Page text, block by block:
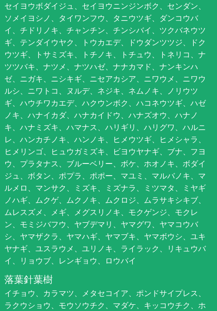
セイヨウボダイジュ、セイヨウニンジンボク、センダン、
ソメイヨシノ、タイワンフウ、タニウツギ、ダンコウバ
イ、チドリノキ、チャンチン、チンシバイ、ツクバネウツ
ギ、テンダイウヤク、トウカエデ、ドウダンツツジ、ドク
ウツギ、トサミズキ、トチノキ、トチュウ、トネリコ、ナ
ツツバキ、ナツメ、ナツハゼ、ナナカマド、ナンキンハ
ゼ、ニガキ、ニシキギ、ニセアカシア、ニワウメ、ニワウ
ルシ、ニワトコ、ヌルデ、ネジキ、ネムノキ、ノリウツ
ギ、ハウチワカエデ、ハクウンボク、ハコネウツギ、ハゼ
ノキ、ハナイカダ、ハナカイドウ、ハナズオウ、ハナノ
キ、ハナミズキ、ハマナス、ハリギリ、ハリグワ、ハルニ
レ、ハンカチノキ、ハンノキ、ヒメウツギ、ヒメシャラ、
ヒメリンゴ、ヒュウガミズキ、ビヨウヤナギ、ブナ、フヨ
ウ、プラタナス、ブルーベリー、ボケ、ホオノキ、ボダイ
ジュ、ボタン、ポプラ、ポポー、マユミ、マルバノキ、マ
ルメロ、マンサク、ミズキ、ミズナラ、ミツマタ、ミヤギ
ノハギ、ムクゲ、ムクノキ、ムクロジ、ムラサキシキブ、
ムレスズメ、メギ、メグスリノキ、モクゲンジ、モクレ
ン、モミジバフウ、ヤブデマリ、ヤマグワ、ヤマコウバ
シ、ヤマザクラ、ヤマハギ、ヤマブキ、ヤマボウシ、ユキ
ヤナギ、ユスラウメ、ユリノキ、ライラック、リキュウバ
イ、リョウブ、レンギョウ、ロウバイ
落葉針葉樹
イチョウ、カラマツ、メタセコイア、ポンドサイプレス、
ラクウショウ、モウソウチク、マダケ、キッコウチク、ホ